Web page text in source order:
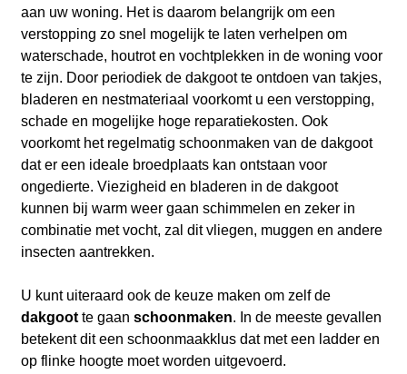
aan uw woning. Het is daarom belangrijk om een
verstopping zo snel mogelijk te laten verhelpen om
waterschade, houtrot en vochtplekken in de woning voor
te zijn. Door periodiek de dakgoot te ontdoen van takjes,
bladeren en nestmateriaal voorkomt u een verstopping,
schade en mogelijke hoge reparatiekosten. Ook
voorkomt het regelmatig schoonmaken van de dakgoot
dat er een ideale broedplaats kan ontstaan voor
ongedierte. Viezigheid en bladeren in de dakgoot
kunnen bij warm weer gaan schimmelen en zeker in
combinatie met vocht, zal dit vliegen, muggen en andere
insecten aantrekken.
U kunt uiteraard ook de keuze maken om zelf de
dakgootte gaan schoonmaken. In de meeste gevallen
betekent dit een schoonmaakklus dat met een ladder en
op flinke hoogte moet worden uitgevoerd.